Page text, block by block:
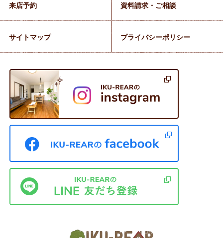
来店予約 資料請求・ご相談
サイトマップ プライバシーポリシー